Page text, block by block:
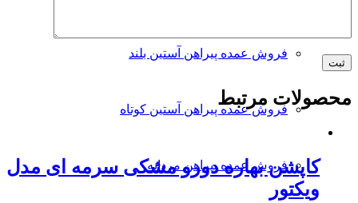
فروش عمده پیراهن آستین بلند
فروش عمده پیراهن آستین کوتاه
فروش عمده پیراهن مردانه
محصولات مرتبط
کاپشن بهاره دورو مشکی سرمه ای مدل
ویکتور